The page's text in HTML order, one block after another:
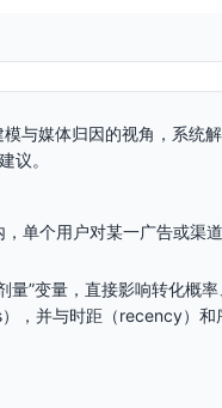
与媒体归因的视角，系统
议。
单个用户对某一广告或渠
量”变量，直接影响转化概
，并与时距（recency）和